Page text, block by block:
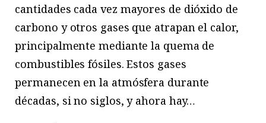
cantidades cada vez mayores de dióxido de
carbono y otros gases que atrapan el calor,
principalmente mediante la quema de
combustibles fósiles. Estos gases
permanecen en la atmósfera durante
décadas, si no siglos, y ahora hay…